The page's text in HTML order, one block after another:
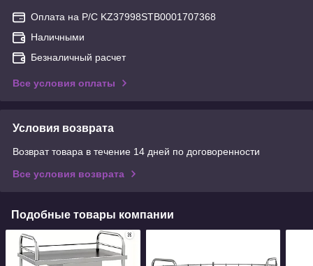
Оплата на Р/С KZ37998STB0001707368
Наличными
Безналичный расчет
Все условия оплаты
Условия возврата
Возврат товара в течение 14 дней по договоренности
Все условия возврата
Подобные товары компании